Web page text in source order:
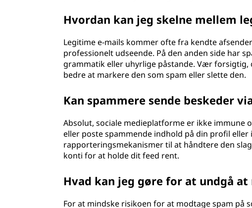
Hvordan kan jeg skelne mellem
Legitime e-mails kommer ofte fra kendte
professionelt udseende. På den anden side har
grammatik eller uhyrlige påstande. Vær forsigtig,
bedre at markere den som spam eller slette den.
Kan spammere sende beskeder
Absolut, sociale medieplatforme er ikke immune
eller poste spammende indhold på din profil
rapporteringsmekanismer til at håndtere den
konti for at holde dit feed rent.
Hvad kan jeg gøre for at undgå
For at mindske risikoen for at modtage spam på